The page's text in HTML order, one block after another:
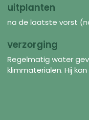
uitplanten
na de laatste vorst
verzorging
Regelmatig water
klimmaterialen. Hij